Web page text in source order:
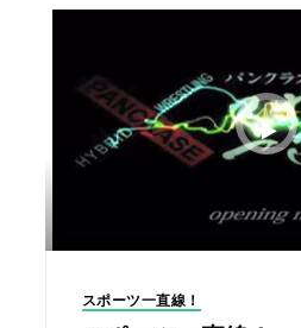
スポーツ一直線！